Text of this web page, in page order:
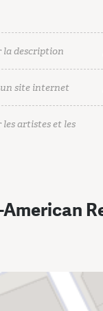
description
site internet
artistes et les
American